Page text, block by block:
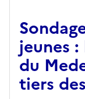
jeunes :
du
tiers